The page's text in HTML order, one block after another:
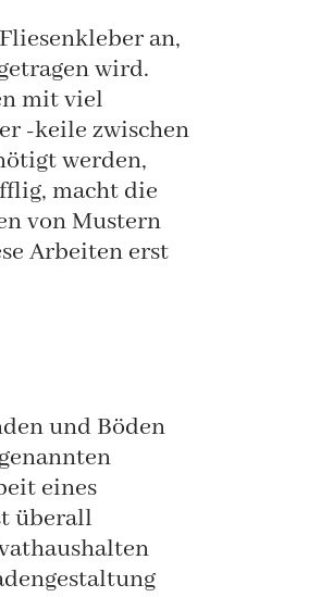
an,
wird.
mit viel
-keile zwischen
werden,
macht die
von Mustern
Arbeiten erst
und Böden
eines
überall